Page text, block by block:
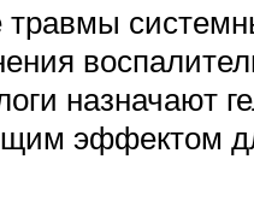
травмы
назначают
эффектом